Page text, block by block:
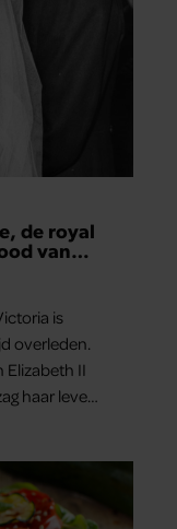
de royal
van
is
overleden.
Elizabeth II
haar leven